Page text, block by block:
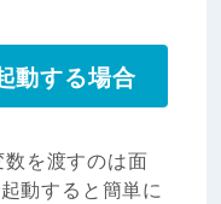
する場合
を渡すのは面
動すると簡単に